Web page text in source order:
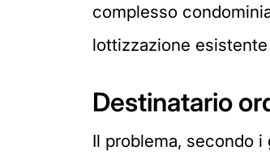
complesso
lottizzazione
Destinatario
Il problema, secondo